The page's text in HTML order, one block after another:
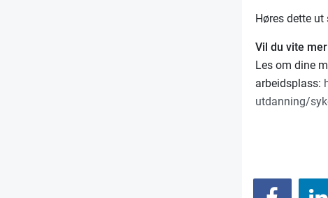
Høres dette
Vil du vite
Les om dine
arbeidsplass:
utdanning/